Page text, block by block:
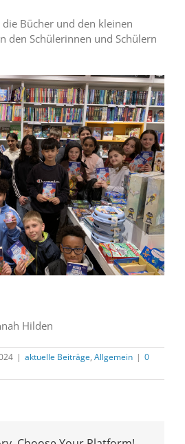
Bücher und den kleinen
den Schülerinnen und Schülern
Hilden
| aktuelle Beiträge, Allgemein | 0